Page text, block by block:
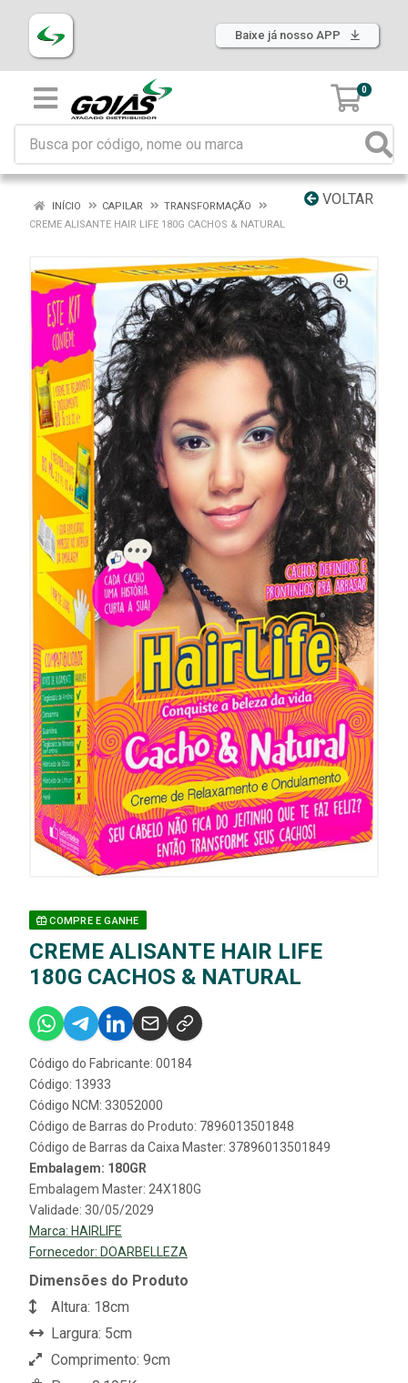
Baixe já nosso APP
0
VOLTAR
INÍCIO CAPILAR
TRANSFORMAÇÃO
CREME ALISANTE HAIR LIFE 180G CACHOS & NATURAL
COMPRE E GANHE
CREME ALISANTE HAIR LIFE
180G CACHOS & NATURAL
Código do Fabricante: 00184
Código: 13933
Código NCM: 33052000
Código de Barras do Produto: 7896013501848
Código de Barras da Caixa Master: 37896013501849
Embalagem: 180GR
Embalagem Master: 24X180G
Validade: 30/05/2029
Marca: HAIRLIFE
Fornecedor: DOARBELLEZA
Dimensões do Produto
Altura: 18cm
Largura: 5cm
Comprimento: 9cm